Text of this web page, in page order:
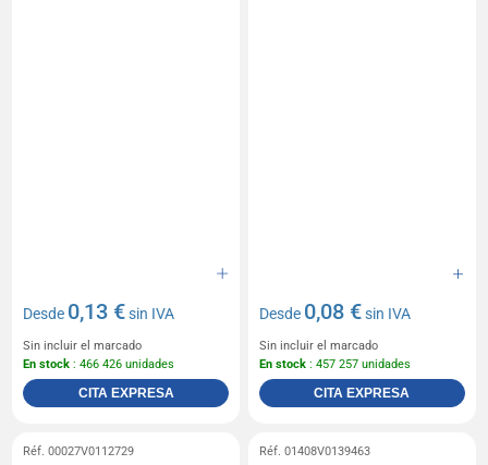
Desde 0,13 €sin IVA
Sin incluir el marcado
En stock : 466 426 unidades
CITA EXPRESA
Desde 0,08 €sin IVA
Sin incluir el marcado
En stock : 457 257 unidades
CITA EXPRESA
Réf. 00027V0112729 Réf. 01408V0139463